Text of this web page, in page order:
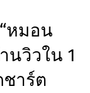
หมอน
นวิวใน 1
าร์ต